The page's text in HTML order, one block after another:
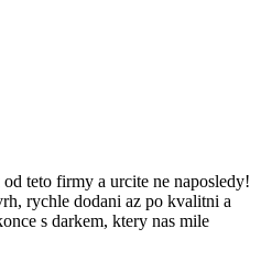
teto firmy a urcite ne naposledy!
rychle dodani az po kvalitni a
s darkem, ktery nas mile